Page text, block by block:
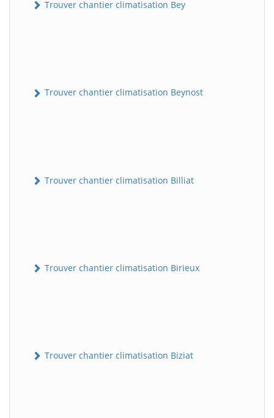
Trouver chantier climatisation Bey
Trouver chantier climatisation Beynost
Trouver chantier climatisation Billiat
Trouver chantier climatisation Birieux
Trouver chantier climatisation Biziat